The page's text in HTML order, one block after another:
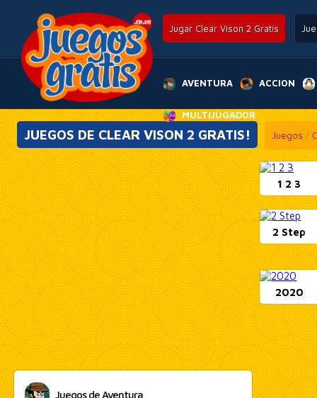
Jugar Clear Vison 2 Gratis
AVENTURA ACCION
MULTIJUGADOR
JUEGOS DE CLEAR VISON 2 GRATIS! Juegos /
Juegos de Aventura
1 2 3
2 Step
2020